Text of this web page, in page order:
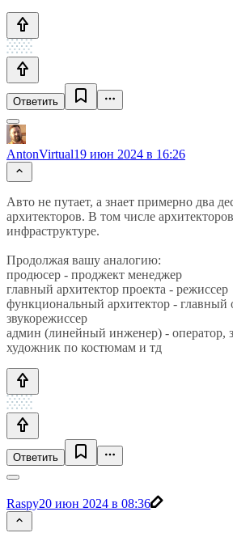
Ответить
AntonVirtual19 июн 2024 в 16:26
Авто не путает, а знает примерно два
архитекторов. В том числе
инфраструктуре.
Продолжая вашу аналогию:
продюсер - проджект менеджер
главный архитектор проекта - режиссер
функциональный архитектор - главный
звукорежиссер
админ (линейный инженер) - оператор,
художник по костюмам и тд
Ответить
Raspy20 июн 2024 в 08:36